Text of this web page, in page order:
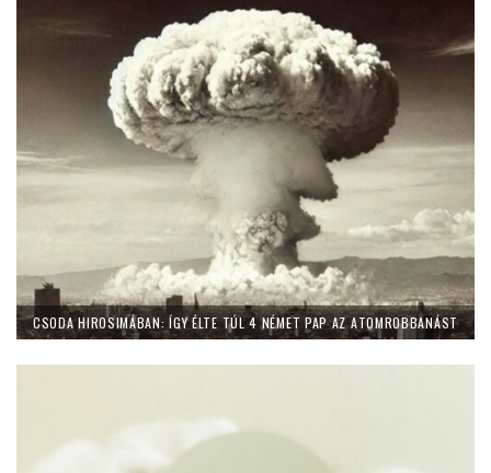
CSODA HIROSIMÁBAN: ÍGY ÉLTE TÚL 4 NÉMET PAP AZ ATOMROBBANÁST